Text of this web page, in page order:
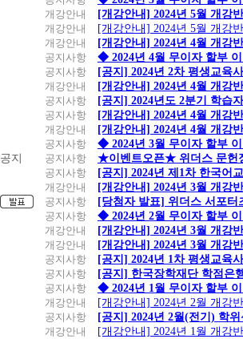
개강안내
[개강안내] 2024년 5월 개강
개강안내
[개강안내] 2024년 5월 개강
개강안내
[개강안내] 2024년 4월 개강
공지사항
◆ 2024년 4월 무이자 할부
공지사항
[공지] 2024년 2차 평생교육
개강안내
[개강안내] 2024년 4월 개강
공지사항
[공지] 2024년도 2분기 학습
공지사항
[개강안내] 2024년 4월 개강
개강안내
[개강안내] 2024년 4월 개강
공지사항
◆ 2024년 3월 무이자 할부
공지
공지사항
★이벤트오픈★ 위더스 문헌
공지사항
[공지] 2024년 제1차 한국어
개강안내
[개강안내] 2024년 3월 개강
공지사항
[당첨자 발표] 위더스 서포
공지사항
◆ 2024년 2월 무이자 할부
개강안내
[개강안내] 2024년 3월 개강
개강안내
[개강안내] 2024년 3월 개강
공지사항
[공지] 2024년 1차 평생교육
공지사항
[공지] 한국장학재단 학점은
공지사항
◆ 2024년 1월 무이자 할부
개강안내
[개강안내] 2024년 2월 개강
공지사항
[공지] 2024년 2월(전기) 학
개강안내
[개강안내] 2024년 1월 개강